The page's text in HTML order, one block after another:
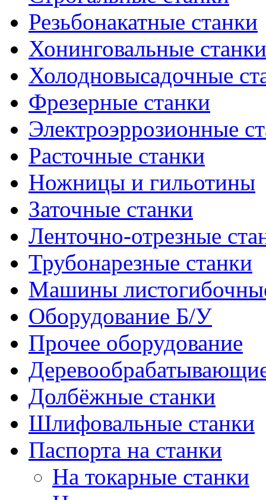
Резьбонакатные станки
Хонинговальные станки
Холодновысадочные
Фрезерные станки
Электроэррозионные
Расточные станки
Ножницы и гильотины
Заточные станки
Ленточно-отрезные
Трубонарезные станки
Машины
Оборудование Б/У
Прочее оборудование
Долбёжные станки
Шлифовальные станки
Паспорта на станки
На токарные станки